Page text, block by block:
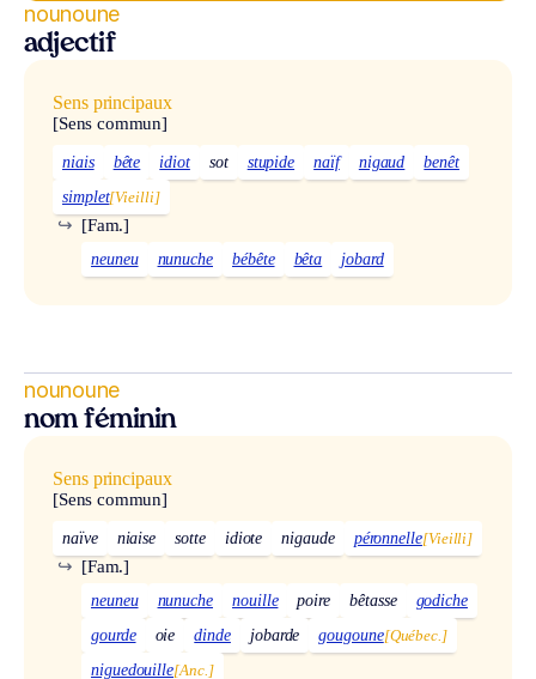
nounoune
adjectif
Sens principaux
[Sens commun]
niais bête idiot sot stupide naïf nigaud
benêt
simplet[Vieilli]
[Fam.]
↪
neuneu nunuche bébête bêta jobard
nounoune
nom féminin
Sens principaux
[Sens commun]
naïve niaise sotte idiote nigaude péronnelle[Vieilli]
[Fam.]
↪
neuneu nunuche nouille poire bêtasse
godiche
gourde
oie dinde jobarde gougoune[Québec.]
niguedouille[Anc.]